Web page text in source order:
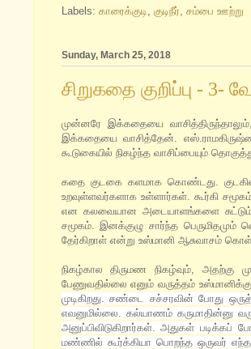
Labels: காரைக்குடி, குடிநீர், சம்பை ஊற்று
Sunday, March 25, 2018
சிறுகதை குறிப்பு - 3-
முன்னரே இக்கதையை
இக்கதையை வாசித்தேன்.
கூடுகையில் நிகழ்ந்த வாசிப்பையும்
கதை குடகை களமாக கொண்டது.
உறவுள்ளவர்களாக உள்ளார்கள். கூர்கி
என கலவையான அடையாளங்களை சுட்டும்
சமூகம். இனக்குழு சார்ந்த
தேர்கிறாள் என்று உஸ்மானி ஆசுவாசம்
நிகழ்கால திருமண நிகழ்வும், அதற்கு
பேணுவதில்லை எனும் வருத்தம் உஸ்மானிக்கு
முடிகிறது. சண்டை சச்சரவின் போது
எவனுமில்லை. கல்யாணம் கருமாதின்னு
அனுப்பிவிடுகிறார்கள். அதுகள்
மண்ணில் கூர்க்கியா பொறந்த ஒருவர் எந்த